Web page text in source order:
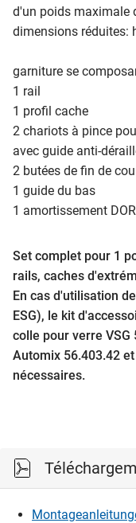
d'un poids maximale
dimensions réduites:
garniture se
1 rail
1 profil cache
2 chariots à pince
avec guide anti-
2 butées de fin de
1 guide du bas
1 amortissement
Set complet pour 1
rails, caches
En cas d'utilisation
ESG), le kit
colle pour verre
Automix 56.403.42
nécessaires.